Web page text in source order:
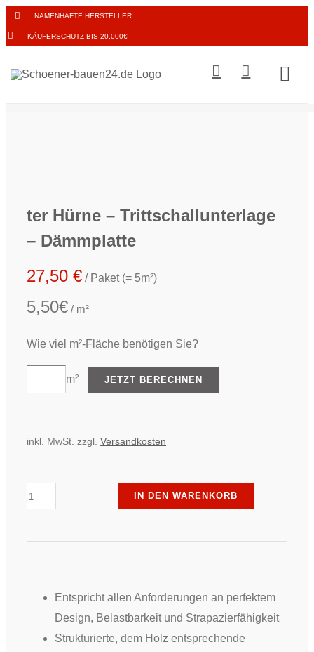
Zum
Inhalt
NAMENHAFTE HERSTELLER
KÄUFERSCHUTZ BIS 20.000€
ter Hürne – Trittschallunterlage
– Dämmplatte
27,50 € / Paket (= 5m²)
5,50€ / m²
Wie viel m²-Fläche benötigen Sie?
m² JETZT BERECHNEN
inkl. MwSt. zzgl. Versandkosten
ter
Hürne
Dämmplatte
Menge
IN DEN WARENKORB
Entspricht allen Anforderungen an perfektem
Design, Belastbarkeit und Strapazierfähigkeit
Strukturierte, dem Holz entsprechende